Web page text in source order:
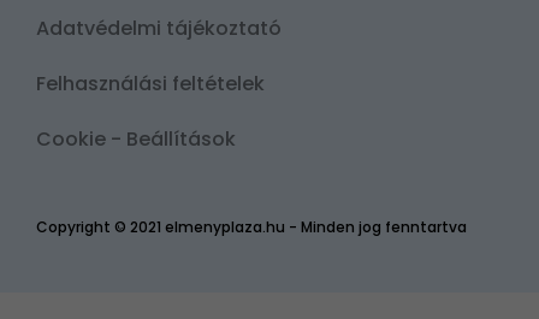
Copyright © 2021 elmenyplaza.hu - Minden jog fenntartva
Adatvédelmi tájékoztató
Felhasználási feltételek
Cookie - Beállítások